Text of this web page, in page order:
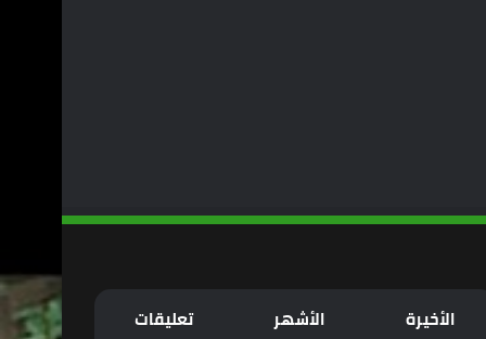
الأخيرة الأشهر تعليقات